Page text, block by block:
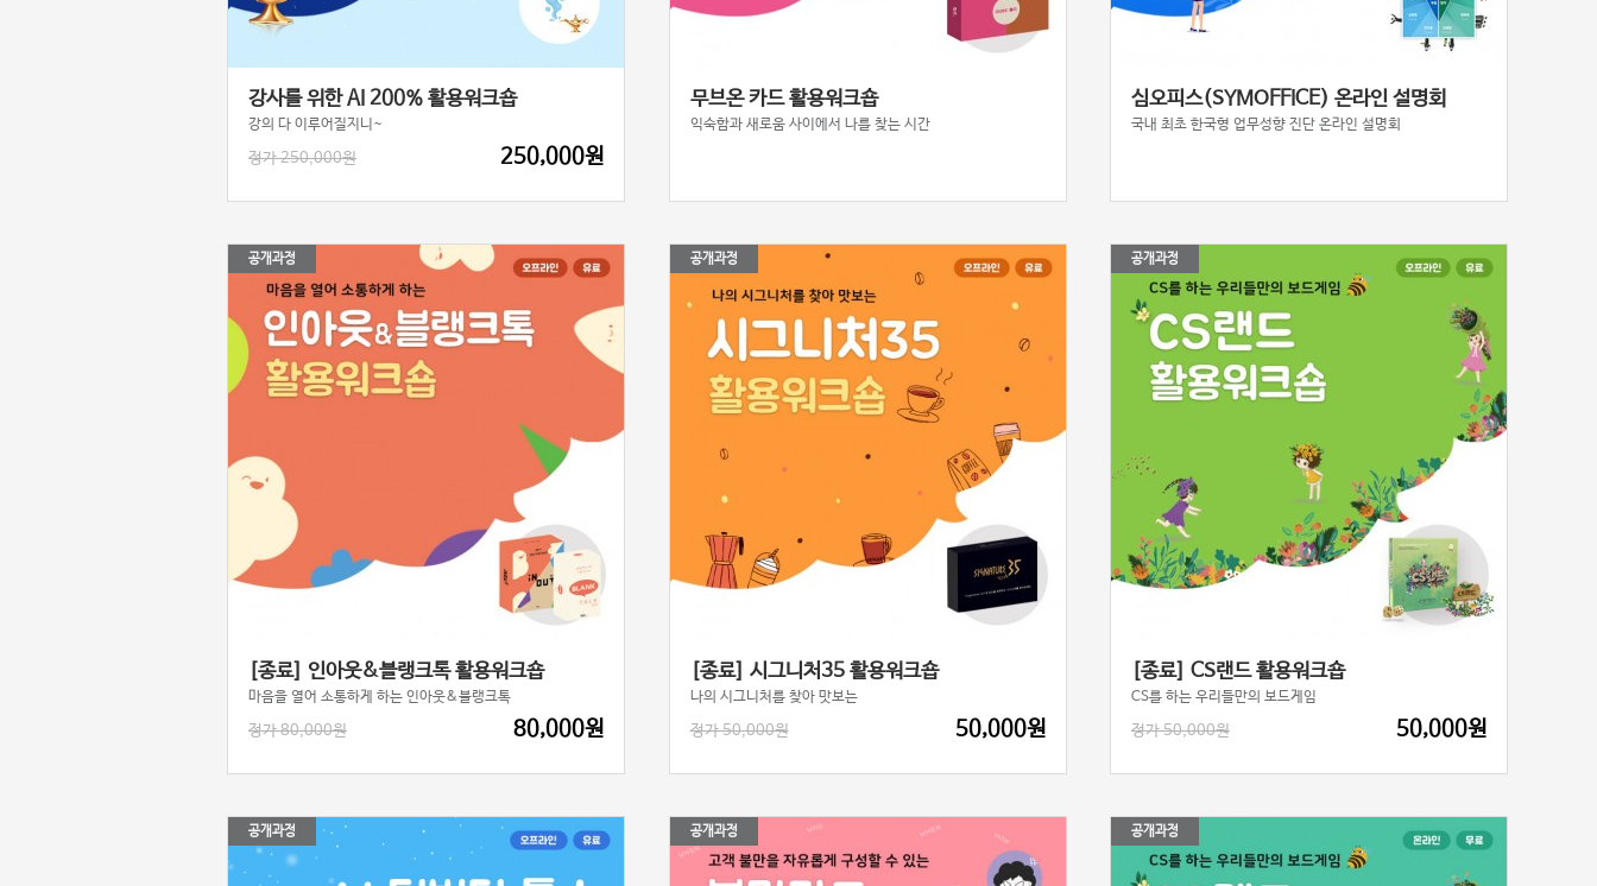
강사를 위한 AI 200% 활용워크숍
강의 다 이루어질지니~
정가 250,000원 250,000원
무브온 카드 활용워크숍
익숙함과 새로움 사이에서 나를 찾는 시간
심오피스(SYMOFFICE) 온라인 설명회
국내 최초 한국형 업무성향 진단 온라인 설명회
공개과정
[종료] 인아웃&블랭크톡 활용워크숍
마음을 열어 소통하게 하는 인아웃&블랭크톡
정가 80,000원 80,000원
공개과정
[종료] 시그니처35 활용워크숍
나의 시그니처를 찾아 맛보는
정가 50,000원 50,000원
공개과정
[종료] CS랜드 활용워크숍
CS를 하는 우리들만의 보드게임
정가 50,000원 50,000원
공개과정 공개과정 공개과정